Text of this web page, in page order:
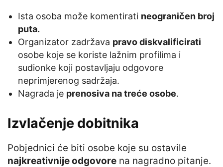
Ista osoba može komentirati neograničen broj
puta.
Organizator zadržava pravo diskvalificirati
osobe koje se koriste lažnim profilima i
sudionke koji postavljaju odgovore
neprimjerenog sadržaja.
Nagrada je prenosiva na treće osobe.
Izvlačenje dobitnika
Pobjednici će biti osobe koje su ostavile
najkreativnije odgovore na nagradno pitanje.